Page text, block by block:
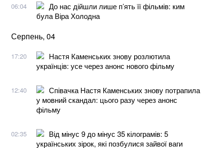
06:04
До нас дійшли лише п’ять її фільмів: ким
була Віра Холодна
Серпень, 04
17:20
Настя Каменських знову розлютила
українців: усе через анонс нового фільму
12:40
Співачка Настя Каменських знову потрапила
у мовний скандал: цього разу через анонс
фільму
02:35
Від мінус 9 до мінус 35 кілограмів: 5
українських зірок, які позбулися зайвої ваги